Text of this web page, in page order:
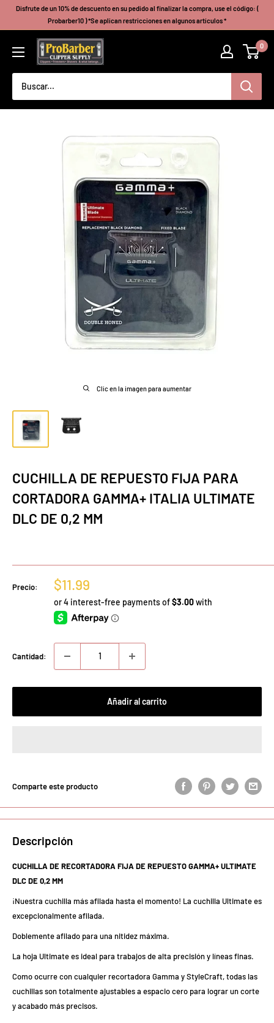
contenido
Disfrute de un 10% de descuento en su pedido al finalizar la compra, use el código: (
Probarber10 ) *Se aplican restricciones en algunos artículos *
Probarberclippersupply 0
Clic en la imagen para aumentar
CUCHILLA DE REPUESTO FIJA PARA
CORTADORA GAMMA+ ITALIA ULTIMATE
DLC DE 0,2 MM
Precio:
Precio
de
venta
$11.99
Cantidad:
Añadir al carrito
Comparte este producto
Descripción
CUCHILLA DE RECORTADORA FIJA DE REPUESTO GAMMA+ ULTIMATE
DLC DE 0,2 MM
¡Nuestra cuchilla más afilada hasta el momento! La cuchilla Ultimate es
excepcionalmente afilada.
Doblemente afilado para una nitidez máxima.
La hoja Ultimate es ideal para trabajos de alta precisión y líneas finas.
Como ocurre con cualquier recortadora Gamma y StyleCraft, todas las
cuchillas son totalmente ajustables a espacio cero para lograr un corte
y acabado más precisos.